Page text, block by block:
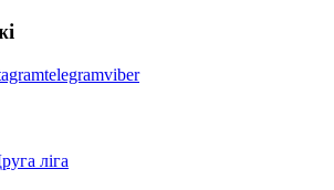
telegramviber
ліга